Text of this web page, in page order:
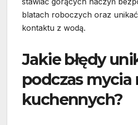
blatach roboczych oraz unikać
kontaktu z wodą.
Jakie błędy
podczas mycia
kuchennych?